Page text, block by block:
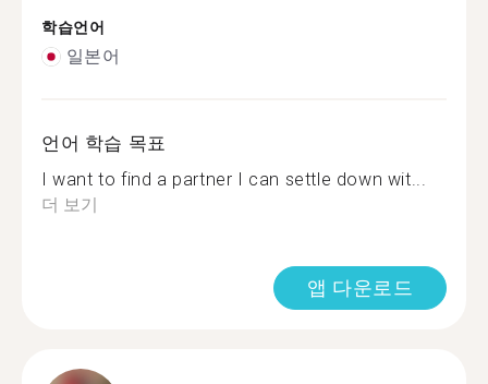
학습언어
일본어
언어 학습 목표
I want to find a partner I can settle down wit...
더 보기
앱 다운로드